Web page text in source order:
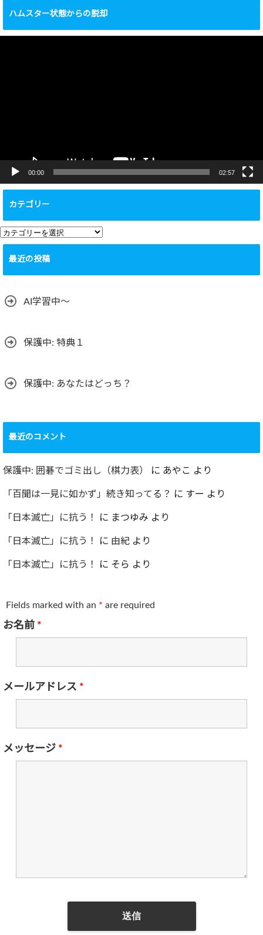
ハムスター状態からの脱却
00:00 02:57
カテゴリー
カ
テ
リ
最近の投稿
AI学習中〜
保護中: 特典１
保護中: あなたはどっち？
最近のコメント
保護中: 囲碁でゴミ出し（棋力表） に あやこ より
「百聞は一見に如かず」続き知ってる？ に すー より
「日本滅亡」に抗う！ に まつゆみ より
「日本滅亡」に抗う！ に 由紀 より
「日本滅亡」に抗う！ に そら より
Fields marked with an * are required
お名前 *
メールアドレス *
メッセージ *